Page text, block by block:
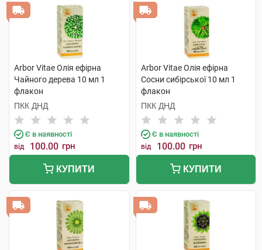
Arbor Vitae Олія ефірна
Чайного дерева 10 мл 1
флакон
ПКК ДНД
Є в наявності
від 100.00 грн
КУПИТИ
Arbor Vitae Олія ефірна
Сосни сибірської 10 мл 1
флакон
ПКК ДНД
Є в наявності
від 100.00 грн
КУПИТИ